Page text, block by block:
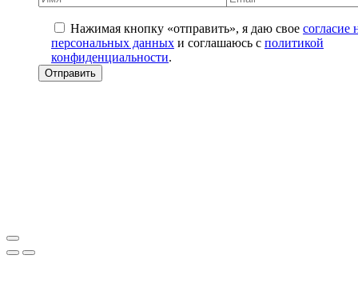
Нажимая кнопку «отправить», я даю свое согласие
персональных данных и соглашаюсь с политикой
конфиденциальности.